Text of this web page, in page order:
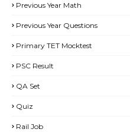
Previous Year Math
Previous Year Questions
Primary TET Mocktest
PSC Result
QA Set
Quiz
Rail Job